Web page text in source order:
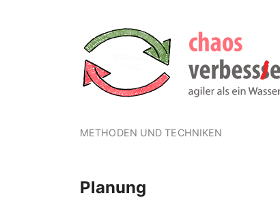
METHODEN UND TECHNIKEN
Planung